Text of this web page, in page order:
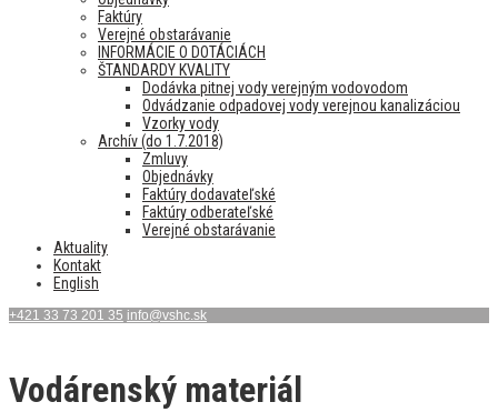
Faktúry
Verejné obstarávanie
INFORMÁCIE O DOTÁCIÁCH
ŠTANDARDY KVALITY
Dodávka pitnej vody verejným vodovodom
Odvádzanie odpadovej vody verejnou kanalizáciou
Vzorky vody
Archív (do 1.7.2018)
Zmluvy
Objednávky
Faktúry dodavateľské
Faktúry odberateľské
Verejné obstarávanie
Aktuality
Kontakt
English
+421 33 73 201 35 info@vshc.sk
Vodárenský materiál